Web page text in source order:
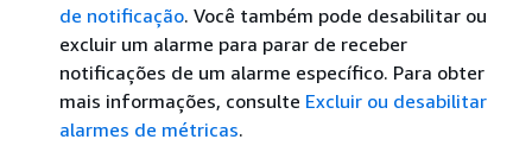
de notificação. Você também pode desabilitar ou
excluir um alarme para parar de receber
notificações de um alarme específico. Para obter
mais informações, consulte Excluir ou desabilitar
alarmes de métricas.